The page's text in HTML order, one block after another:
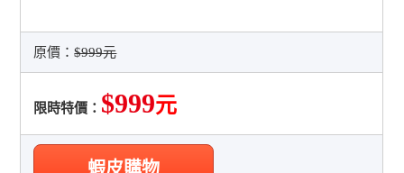
原價：$999元
限時特價： $999元
蝦皮購物